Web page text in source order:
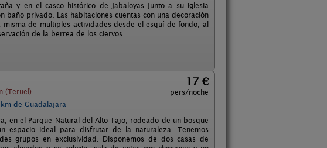
y en el casco histórico de Jabaloyas junto a su Iglesia
baño privado. Las habitaciones cuentas con una decoración
de multiples actividades desde el esquí de fondo, al
de la berrea de los ciervos.
(Teruel)
17 €
pers/noche
de Guadalajara
en el Parque Natural del Alto Tajo, rodeado de un bosque
espacio ideal para disfrutar de la naturaleza. Tenemos
grupos en exclusividad. Disponemos de dos casas de